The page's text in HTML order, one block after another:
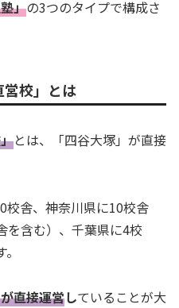
」の3つのタイプで構成さ
校」とは
とは、「四谷大塚」が直接
校舎、神奈川県に10校舎
を含む）、千葉県に4校
直接運営していることが大